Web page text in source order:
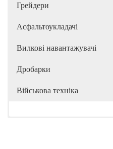
Грейдери
Асфальтоукладачі
Вилкові навантажувачі
Дробарки
Військова техніка